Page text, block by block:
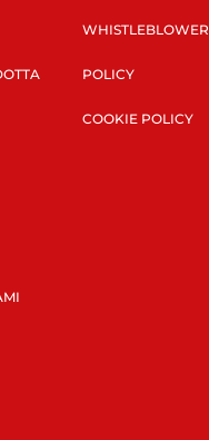
WHISTLEBLOWER
POLICY
COOKIE POLICY